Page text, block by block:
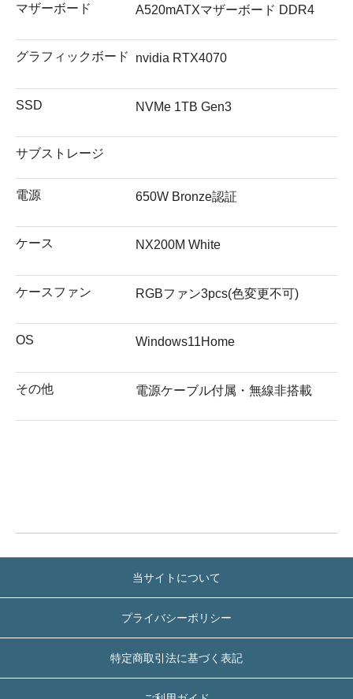
マザーボード A520mATXマザーボード DDR4
グラフィックボード nvidia RTX4070
SSD NVMe 1TB Gen3
サブストレージ
電源 650W Bronze認証
ケース NX200M White
ケースファン RGBファン3pcs(色変更不可)
OS Windows11Home
その他 電源ケーブル付属・無線非搭載
当サイトについて
プライバシーポリシー
特定商取引法に基づく表記